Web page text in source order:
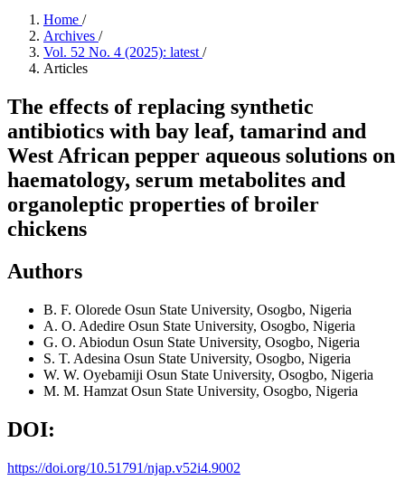
Home /
Archives /
Vol. 52 No. 4 (2025): latest /
Articles
The effects of replacing synthetic
antibiotics with bay leaf, tamarind and
West African pepper aqueous solutions on
haematology, serum metabolites and
organoleptic properties of broiler
chickens
Authors
B. F. Olorede Osun State University, Osogbo, Nigeria
A. O. Adedire Osun State University, Osogbo, Nigeria
G. O. Abiodun Osun State University, Osogbo, Nigeria
S. T. Adesina Osun State University, Osogbo, Nigeria
W. W. Oyebamiji Osun State University, Osogbo, Nigeria
M. M. Hamzat Osun State University, Osogbo, Nigeria
DOI:
https://doi.org/10.51791/njap.v52i4.9002